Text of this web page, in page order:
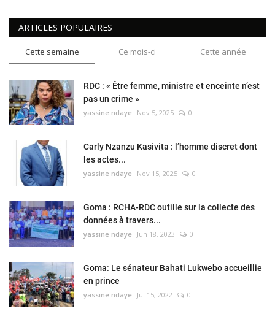
ARTICLES POPULAIRES
Cette semaine Ce mois-ci Cette année
RDC : « Être femme, ministre et enceinte n’est
pas un crime »
yassine ndaye Nov 5, 2025 0
Carly Nzanzu Kasivita : l’homme discret dont
les actes...
yassine ndaye Nov 15, 2025 0
Goma : RCHA-RDC outille sur la collecte des
données à travers...
yassine ndaye Jun 18, 2023 0
Goma: Le sénateur Bahati Lukwebo accueillie
en prince
yassine ndaye Jul 15, 2022 0